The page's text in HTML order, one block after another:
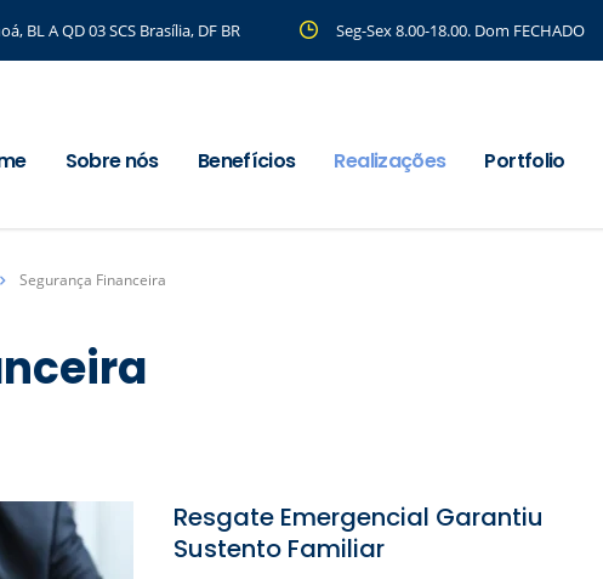
BL A QD 03 SCS Brasília, DF BR Seg-Sex 8.00-18.00. Dom FECHADO
Sobre nós Benefícios Realizações Portfolio
Segurança Financeira
Resgate Emergencial Garantiu
Sustento Familiar